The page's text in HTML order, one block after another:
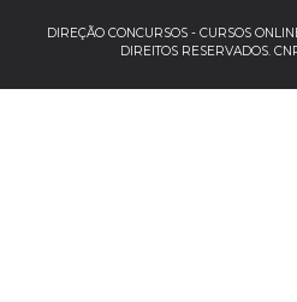
DIREÇÃO CONCURSOS - CURSOS
DIREITOS RESERVADOS.